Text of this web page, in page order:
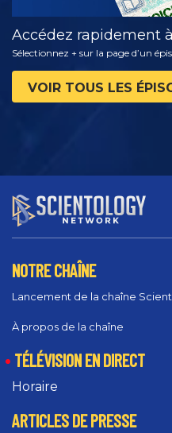
Accédez rapidement
Sélectionnez + sur la page d’un
VOIR TOUS LES
NOTRE CHAÎNE
Lancement de la chaîne
À propos de la chaîne
TÉLÉVISION EN DIRECT
Horaire
ARTICLES DE PRESSE